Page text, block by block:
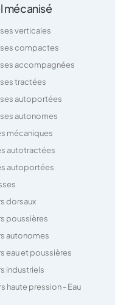
mécanisé
verticales
compactes
accompagnées
tractées
autoportées
autonomes
mécaniques
autotractées
autoportées
dorsaux
poussières
autonomes
eau et poussières
industriels
haute pression - Eau